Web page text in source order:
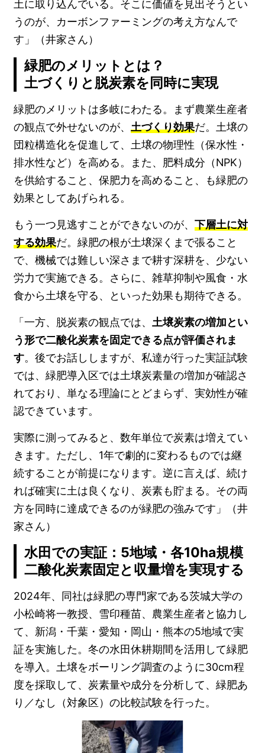
土に取り込んでいる。そこに価値を見出そうとい
うのが、カーボンファーミングの考え方なんで
す」（井家さん）
緑肥のメリットとは？
土づくりと脱炭素を同時に実現
緑肥のメリットは多岐にわたる。まず農業生産者
の観点で外せないのが、土づくり効果だ。土壌の
団粒構造化を促進して、土壌の物理性（保水性・
排水性など）を高める。また、肥料成分（NPK）
を供給すること、保肥力を高めること、も緑肥の
効果としてあげられる。
もう一つ見逃すことができないのが、下層土に対
する効果だ。緑肥の根が土壌深くまで張ること
で、機械では難しい深さまで耕す深耕を、少ない
労力で実施できる。さらに、雑草抑制や風食・水
食から土壌を守る、といった効果も期待できる。
「一方、脱炭素の観点では、 土壌炭素の増加とい
う形で二酸化炭素を固定できる点が評価されま
す。後でお話ししますが、私達が行った実証試験
では、緑肥導入区では土壌炭素量の増加が確認さ
れており、単なる理論にとどまらず、実効性が確
認できています。
実際に測ってみると、数年単位で炭素は増えてい
きます。ただし、1年で劇的に変わるものでは継
続することが前提になります。逆に言えば、続け
れば確実に土は良くなり、炭素も貯まる。その両
方を同時に達成できるのが緑肥の強みです」（井
家さん）
水田での実証：5地域・各10ha規模
二酸化炭素固定と収量増を実現する
2024年、同社は緑肥の専門家である茨城大学の
小松崎将一教授、雪印種苗、農業生産者と協力し
て、新潟・千葉・愛知・岡山・熊本の5地域で実
証を実施した。冬の水田休耕期間を活用して緑肥
を導入。土壌をボーリング調査のように30cm程
度を採取して、炭素量や成分を分析して、緑肥あ
り／なし（対象区）の比較試験を行った。